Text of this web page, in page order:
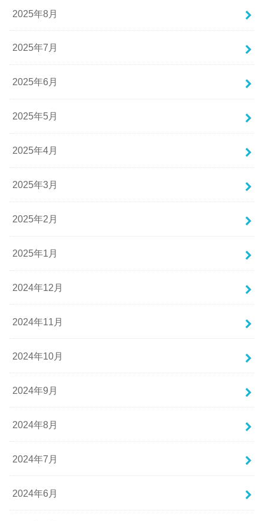
2025年8月
2025年7月
2025年6月
2025年5月
2025年4月
2025年3月
2025年2月
2025年1月
2024年12月
2024年11月
2024年10月
2024年9月
2024年8月
2024年7月
2024年6月